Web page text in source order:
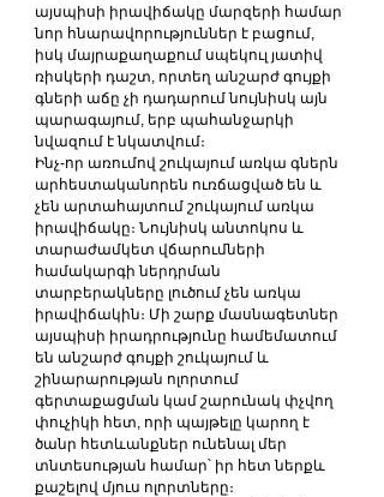
այսպիսի իրավիճակը մարզերի համար
նոր հնարավորություններ է բացում,
իսկ մայրաքաղաքում սպեկուլ յատիվ
ռիսկերի դաշտ, որտեղ անշարժ գույքի
գների աճը չի դադարում նույնիսկ այն
պարագայում, երբ պահանջարկի
նվազում է նկատվում։
Ինչ-որ առումով շուկայում առկա գներն
արհեստականորեն ուռճացված են և
չեն արտահայտում շուկայում առկա
իրավիճակը։ Նույնիսկ անտոկոս և
տարաժամկետ վճարումների
համակարգի ներդրման
տարբերակները լուծում չեն առկա
իրավիճակին։ Մի շարք մասնագետներ
այսպիսի իրադրությունը համեմատում
են անշարժ գույքի շուկայում և
շինարարության ոլորտում
գերտաքացման կամ շարունակ փչվող
փուչիկի հետ, որի պայթելը կարող է
ծանր հետևանքներ ունենալ մեր
տնտեսության համար՝ իր հետ ներքև
քաշելով մյուս ոլորտները։